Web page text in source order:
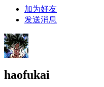
加为好友
发送消息
haofukai